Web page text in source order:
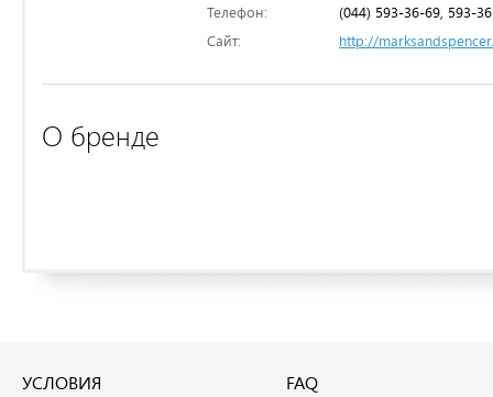
Телефон:
(044) 593-36-69, 593-
Сайт:
http://
О бренде
УСЛОВИЯ FAQ